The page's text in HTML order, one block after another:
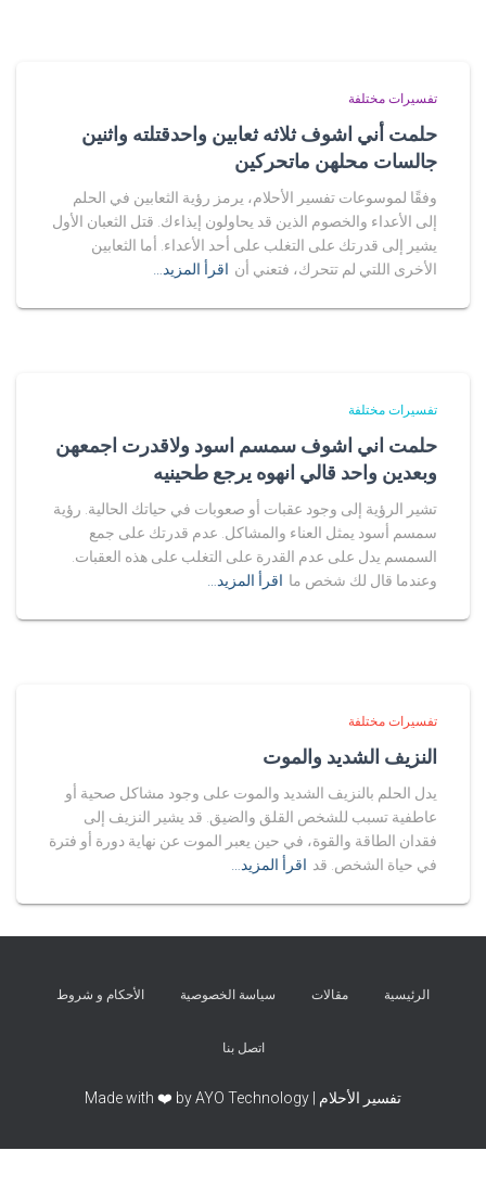
تفسيرات مختلفة
حلمت أني اشوف ثلاثه ثعابين واحدقتلته واثنين
جالسات محلهن ماتحركين
وفقًا لموسوعات تفسير الأحلام، يرمز رؤية الثعابين في الحلم
إلى الأعداء والخصوم الذين قد يحاولون إيذاءك. قتل الثعبان الأول
يشير إلى قدرتك على التغلب على أحد الأعداء. أما الثعابين
الأخرى اللتي لم تتحرك، فتعني أن اقرأ المزيد…
تفسيرات مختلفة
حلمت اني اشوف سمسم اسود ولاقدرت اجمعهن
وبعدين واحد قالي انهوه يرجع طحينيه
تشير الرؤية إلى وجود عقبات أو صعوبات في حياتك الحالية. رؤية
سمسم أسود يمثل العناء والمشاكل. عدم قدرتك على جمع
السمسم يدل على عدم القدرة على التغلب على هذه العقبات.
وعندما قال لك شخص ما اقرأ المزيد…
تفسيرات مختلفة
النزيف الشديد والموت
يدل الحلم بالنزيف الشديد والموت على وجود مشاكل صحية أو
عاطفية تسبب للشخص القلق والضيق. قد يشير النزيف إلى
فقدان الطاقة والقوة، في حين يعبر الموت عن نهاية دورة أو فترة
في حياة الشخص. قد اقرأ المزيد…
الرئيسية مقالات سياسة الخصوصية الأحكام و شروط
اتصل بنا
تفسير الأحلام | Made with ❤️ by AYO Technology